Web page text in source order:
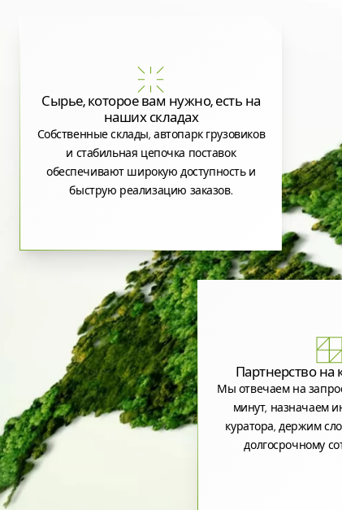
Сырье, которое вам нужно, есть на
наших складах
Собственные склады, автопарк грузовиков
и стабильная цепочка поставок
обеспечивают широкую доступность и
быструю реализацию заказов.
Партнерство на
Мы отвечаем на
минут, назначаем
куратора, держим
долгосрочному